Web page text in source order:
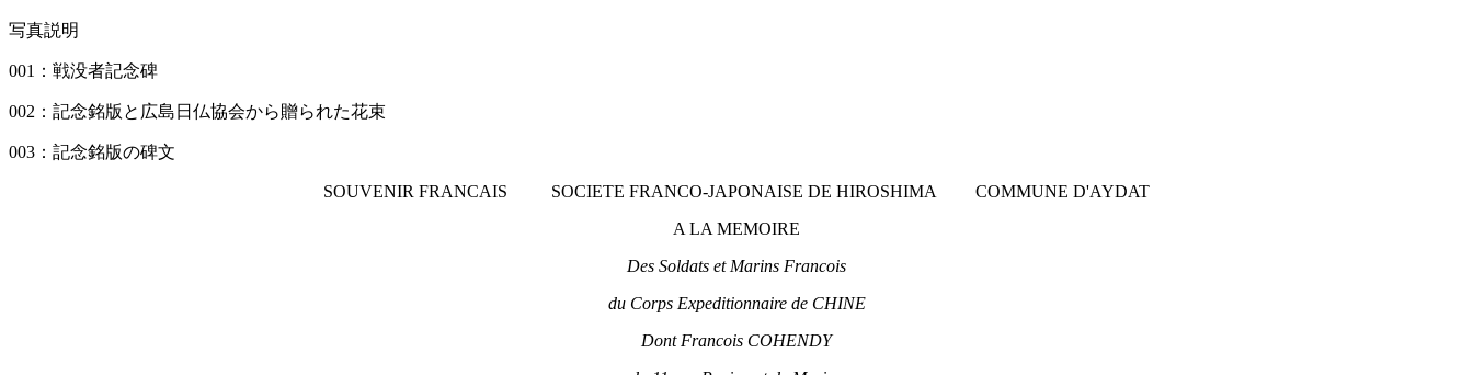
写真説明
001：戦没者記念碑
002：記念銘版と広島日仏協会から贈られた花束
003：記念銘版の碑文
SOUVENIR FRANCAIS SOCIETE FRANCO-JAPONAISE DE HIROSHIMA COMMUNE D'AYDAT
A LA MEMOIRE
Des Soldats et Marins Francois
du Corps Expeditionnaire de CHINE
Dont Francois COHENDY